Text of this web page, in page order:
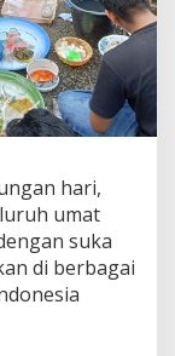
hari,
umat
suka
di berbagai